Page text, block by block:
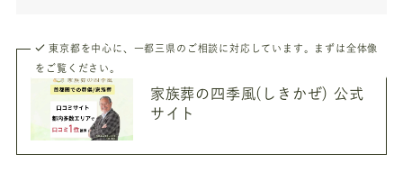
東京都を中心に、一都三県のご相談に対応しています。まずは全体像
をご覧ください。
家族葬の四季風(しきかぜ) 公式
サイト